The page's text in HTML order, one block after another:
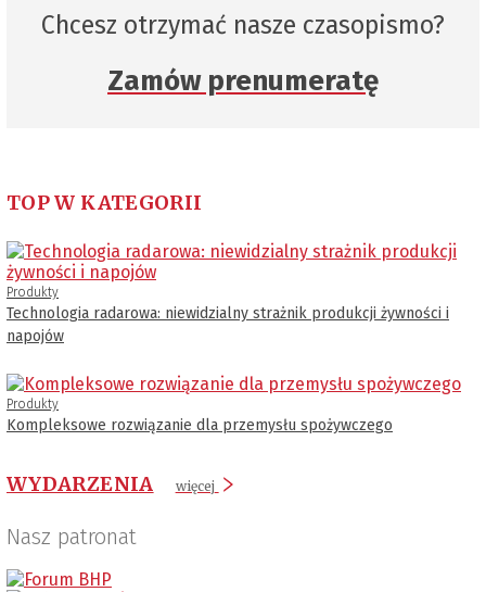
Chcesz otrzymać nasze czasopismo?
Zamów prenumeratę
TOP W KATEGORII
Produkty
Technologia radarowa: niewidzialny strażnik produkcji żywności i
napojów
Produkty
Kompleksowe rozwiązanie dla przemysłu spożywczego
WYDARZENIA więcej
Nasz patronat